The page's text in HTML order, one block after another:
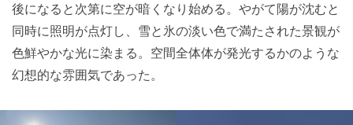
後になると次第に空が暗くなり始める。やがて陽が沈むと
同時に照明が点灯し、雪と氷の淡い色で満たされた景観が
色鮮やかな光に染まる。空間全体体が発光するかのような
幻想的な雰囲気であった。